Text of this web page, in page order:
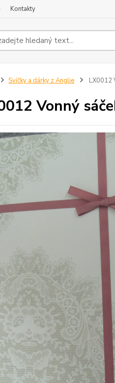
Kontakty
Svíčky a dárky z Anglie LX0012
Vonný